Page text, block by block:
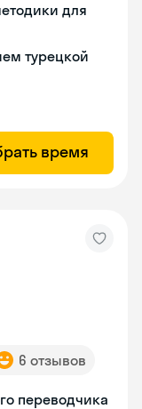
для
турецкой
время
6 отзывов
переводчика